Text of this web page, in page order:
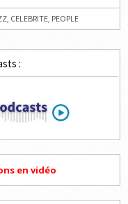
, CELEBRITE, PEOPLE
:
en vidéo